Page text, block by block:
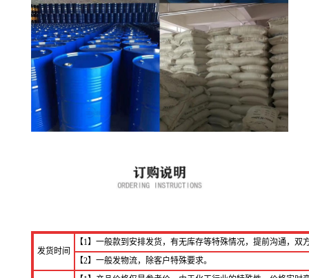
发货时间
【1】一般款到安排发货，有无库存等特殊情况，提前沟通，双
【2】一般发物流，除客户特殊要求。